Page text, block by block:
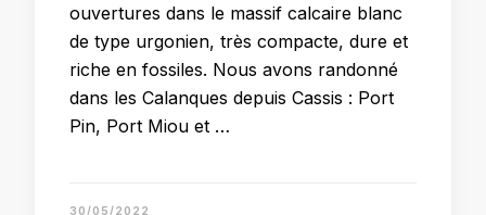
ouvertures dans le massif calcaire blanc
de type urgonien, très compacte, dure et
riche en fossiles. Nous avons randonné
dans les Calanques depuis Cassis : Port
Pin, Port Miou et …
30/05/2022